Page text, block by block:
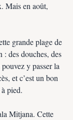
Mais en août,
grande plage de
: des douches, des
y passer la
et c’est un bon
pied.
Mitjana. Cette